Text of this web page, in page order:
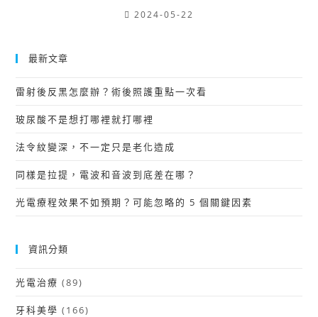
2024-05-22
最新文章
雷射後反黑怎麼辦？術後照護重點一次看
玻尿酸不是想打哪裡就打哪裡
法令紋變深，不一定只是老化造成
同樣是拉提，電波和音波到底差在哪？
光電療程效果不如預期？可能忽略的 5 個關鍵因素
資訊分類
光電治療 (89)
牙科美學 (166)